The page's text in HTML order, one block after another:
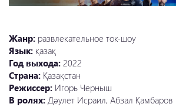
Жанр: развлекательное ток-шоу
Язык: қазақ
Год выхода: 2022
Страна: Қазақстан
Режиссер: Игорь Черныш
В ролях: Дәулет Исраил, Абзал Қамбаров